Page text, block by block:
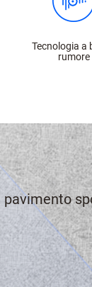
Tecnologia a
rumore
pavimento